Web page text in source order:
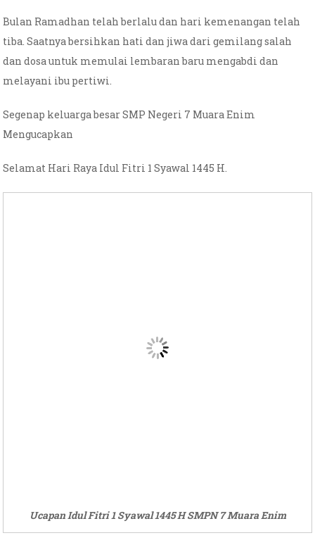
Bulan Ramadhan telah berlalu dan hari kemenangan telah
tiba. Saatnya bersihkan hati dan jiwa dari gemilang salah
dan dosa untuk memulai lembaran baru mengabdi dan
melayani ibu pertiwi.
Segenap keluarga besar SMP Negeri 7 Muara Enim
Mengucapkan
Selamat Hari Raya Idul Fitri 1 Syawal 1445 H.
Ucapan Idul Fitri 1 Syawal 1445 H SMPN 7 Muara Enim